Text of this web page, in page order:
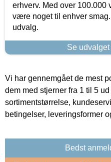
erhverv. Med over 100.000
være noget til enhver
udvalg.
Se
Vi har gennemgået de mest
dem med stjerner fra 1 til 5
sortimentstørrelse,
betingelser, leveringsformer
Bedst